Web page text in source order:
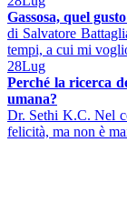
Gassosa, quel
di Salvatore
tempi, a cui mi
28Lug
Perché la ricerca
umana?
Dr. Sethi K.C. Nel
felicità, ma non è